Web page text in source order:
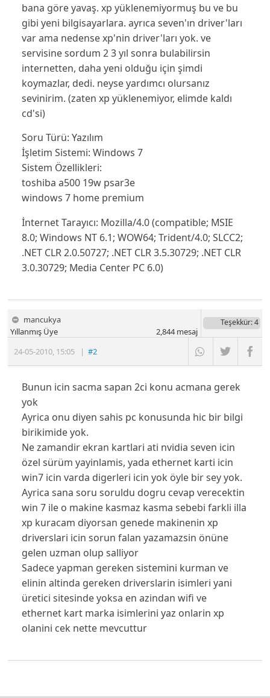
bana göre yavaş. xp yüklenemiyormuş bu ve bu
gibi yeni bilgisayarlara. ayrıca seven'ın driver'ları
var ama nedense xp'nin driver'ları yok. ve
servisine sordum 2 3 yıl sonra bulabilirsin
internetten, daha yeni olduğu için şimdi
koymazlar, dedi. neyse yardımcı olursanız
sevinirim. (zaten xp yüklenemiyor, elimde kaldı
cd'si)
Soru Türü: Yazılım
İşletim Sistemi: Windows 7
Sistem Özellikleri:
toshiba a500 19w psar3e
windows 7 home premium
İnternet Tarayıcı: Mozilla/4.0 (compatible; MSIE
8.0; Windows NT 6.1; WOW64; Trident/4.0; SLCC2;
.NET CLR 2.0.50727; .NET CLR 3.5.30729; .NET CLR
3.0.30729; Media Center PC 6.0)
mancukya
24-05-2010, 15:05 |#2
Yıllanmış Üye
Teşekkür: 4
2,844mesaj
Bunun icin sacma sapan 2ci konu acmana gerek
yok
Ayrica onu diyen sahis pc konusunda hic bir bilgi
birikimide yok.
Ne zamandir ekran kartlari ati nvidia seven icin
özel sürüm yayinlamis, yada ethernet karti icin
win7 icin varda digerleri icin yok öyle bir sey yok.
Ayrica sana soru soruldu dogru cevap verecektin
win 7 ile o makine kasmaz kasma sebebi farkli illa
xp kuracam diyorsan genede makinenin xp
driverslari icin sorun falan yazamazsin önüne
gelen uzman olup salliyor
Sadece yapman gereken sistemini kurman ve
elinin altinda gereken driverslarin isimleri yani
üretici sitesinde yoksa en azindan wifi ve
ethernet kart marka isimlerini yaz onlarin xp
olanini cek nette mevcuttur